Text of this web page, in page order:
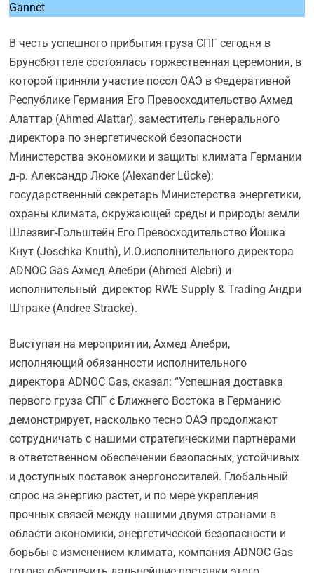
Gannet
В честь успешного прибытия груза СПГ сегодня в
Брунсбюттеле состоялась торжественная церемония, в
которой приняли участие посол ОАЭ в Федеративной
Республике Германия Его Превосходительство Ахмед
Алаттар (Ahmed Alattar), заместитель генерального
директора по энергетической безопасности
Министерства экономики и защиты климата Германии
д-р. Александр Люке (Alexander Lücke);
государственный секретарь Министерства энергетики,
охраны климата, окружающей среды и природы земли
Шлезвиг-Гольштейн Его Превосходительство Йошка
Кнут (Joschka Knuth), И.О.исполнительного директора
ADNOC Gas Ахмед Алебри (Ahmed Alebri) и
исполнительный директор RWE Supply & Trading Андри
Штраке (Andree Stracke).
Выступая на мероприятии, Ахмед Алебри,
исполняющий обязанности исполнительного
директора ADNOC Gas, сказал: “Успешная доставка
первого груза СПГ с Ближнего Востока в Германию
демонстрирует, насколько тесно ОАЭ продолжают
сотрудничать с нашими стратегическими партнерами
в ответственном обеспечении безопасных, устойчивых
и доступных поставок энергоносителей. Глобальный
спрос на энергию растет, и по мере укрепления
прочных связей между нашими двумя странами в
области экономики, энергетической безопасности и
борьбы с изменением климата, компания ADNOC Gas